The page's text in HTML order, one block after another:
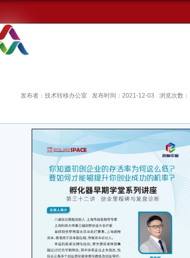
发布者：技术转移办公室 发布时间：2021-12-03 浏览次数：